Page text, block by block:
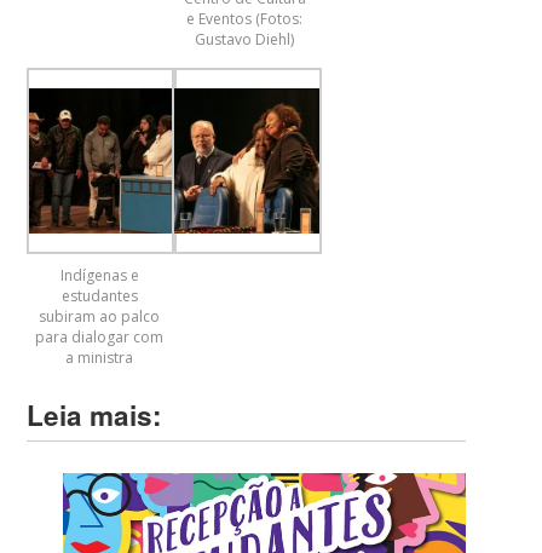
e Eventos (Fotos:
Gustavo Diehl)
Indígenas e
estudantes
subiram ao palco
para dialogar com
a ministra
Leia mais: